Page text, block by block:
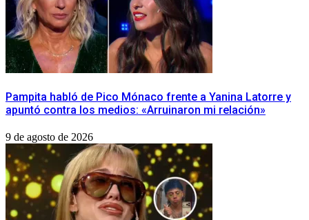
Pampita habló de Pico Mónaco frente a Yanina Latorre y
apuntó contra los medios: «Arruinaron mi relación»
9 de agosto de 2026